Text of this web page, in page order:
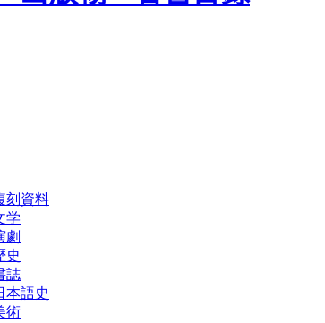
刻資料
学
劇
史
誌
語史
術